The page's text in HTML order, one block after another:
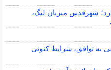
شهرقدس میزبان لیگ،
به توافق، شرایط کنونی